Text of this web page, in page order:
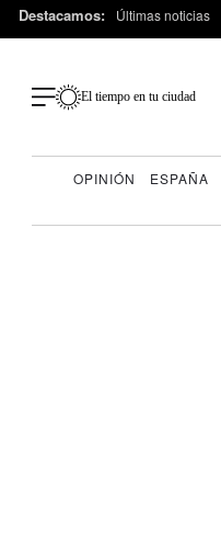
Destacamos: Últimas noticias
El tiempo en tu ciudad
OPINIÓN ESPAÑA